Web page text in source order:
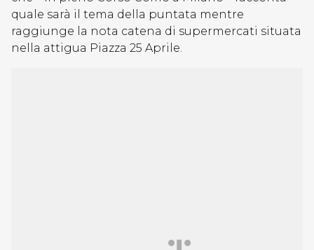
quale sarà il tema della puntata mentre
raggiunge la nota catena di supermercati situata
nella attigua Piazza 25 Aprile.